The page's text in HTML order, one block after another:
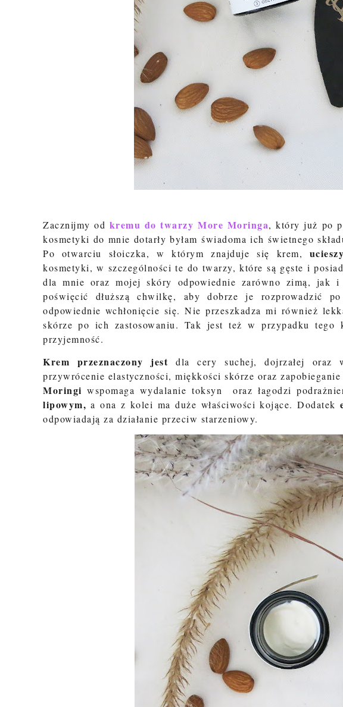
Zacznijmy od kremu do twarzy More Moringa, który już po
kosmetyki do mnie dotarły byłam świadoma ich świetnego
Po otwarciu słoiczka, w którym znajduje się krem,
kosmetyki, w szczególności te do twarzy, które są gęste i
dla mnie oraz mojej skóry odpowiednie zarówno zimą, jak
poświęcić dłuższą chwilkę, aby dobrze je rozprowadzić
odpowiednie wchłonięcie się. Nie przeszkadza mi również
skórze po ich zastosowaniu. Tak jest też w przypadku
przyjemność.
Krem przeznaczony jest dla cery suchej, dojrzałej oraz
przywrócenie elastyczności, miękkości skórze oraz
Moringi wspomaga wydalanie toksyn oraz łagodzi
lipowym, a ona z kolei ma duże właściwości kojące. Dodatek
odpowiadają za działanie przeciw starzeniowy.